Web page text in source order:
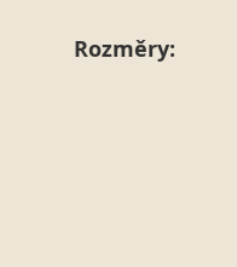
Rozměry: